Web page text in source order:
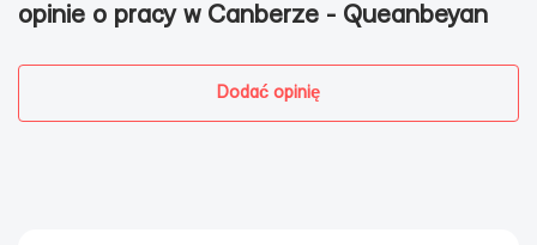
opinie o pracy w Canberze - Queanbeyan
Dodać opinię